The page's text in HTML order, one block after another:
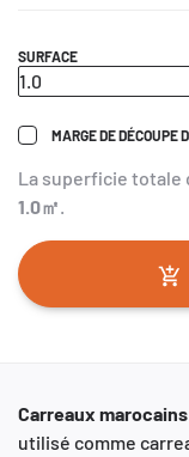
SURFACE
MARGE DE DÉCOUPE
La superficie totale
1.0㎡
Carreaux marocains
utilisé comme